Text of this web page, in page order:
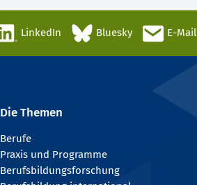
LinkedIn Bluesky E-Mail
Die Themen
Berufe
Praxis und Programme
Berufsbildungsforschung